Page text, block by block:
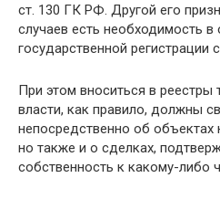
ст. 130 ГК РФ. Другой его
случаев есть необходимость в
государственной регистрации
При этом вноситься в реестры
власти, как правило, должны
непосредственно об
но также и о сделках,
собственность к какому-либо